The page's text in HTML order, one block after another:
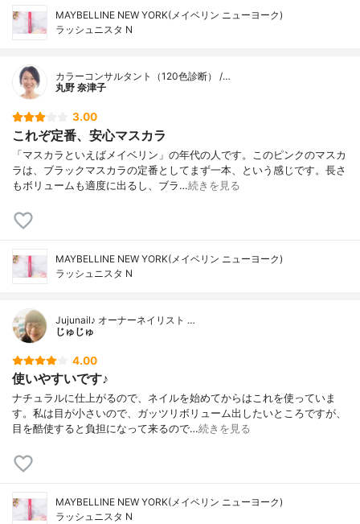
MAYBELLINE NEW YORK(メイベリン ニューヨーク)
ラッシュニスタ N
カラーコンサルタント（120色診断） /…
丸野 奈津子
3.00
これぞ定番、安心マスカラ
「マスカラといえばメイベリン」の年代の人です。このピンクのマスカ
ラは、ブラックマスカラの定番としてまず一本、という感じです。長さ
もボリュームも適度に出るし、ブラ…続きを見る
MAYBELLINE NEW YORK(メイベリン ニューヨーク)
ラッシュニスタ N
Jujunail♪ オーナーネイリスト …
じゅじゅ
4.00
使いやすいです♪
ナチュラルに仕上がるので、ネイルを始めてからはこれを使っていま
す。私は目が小さいので、ガッツリボリューム出したいところですが、
目を酷使すると負担になって来るので…続きを見る
MAYBELLINE NEW YORK(メイベリン ニューヨーク)
ラッシュニスタ N